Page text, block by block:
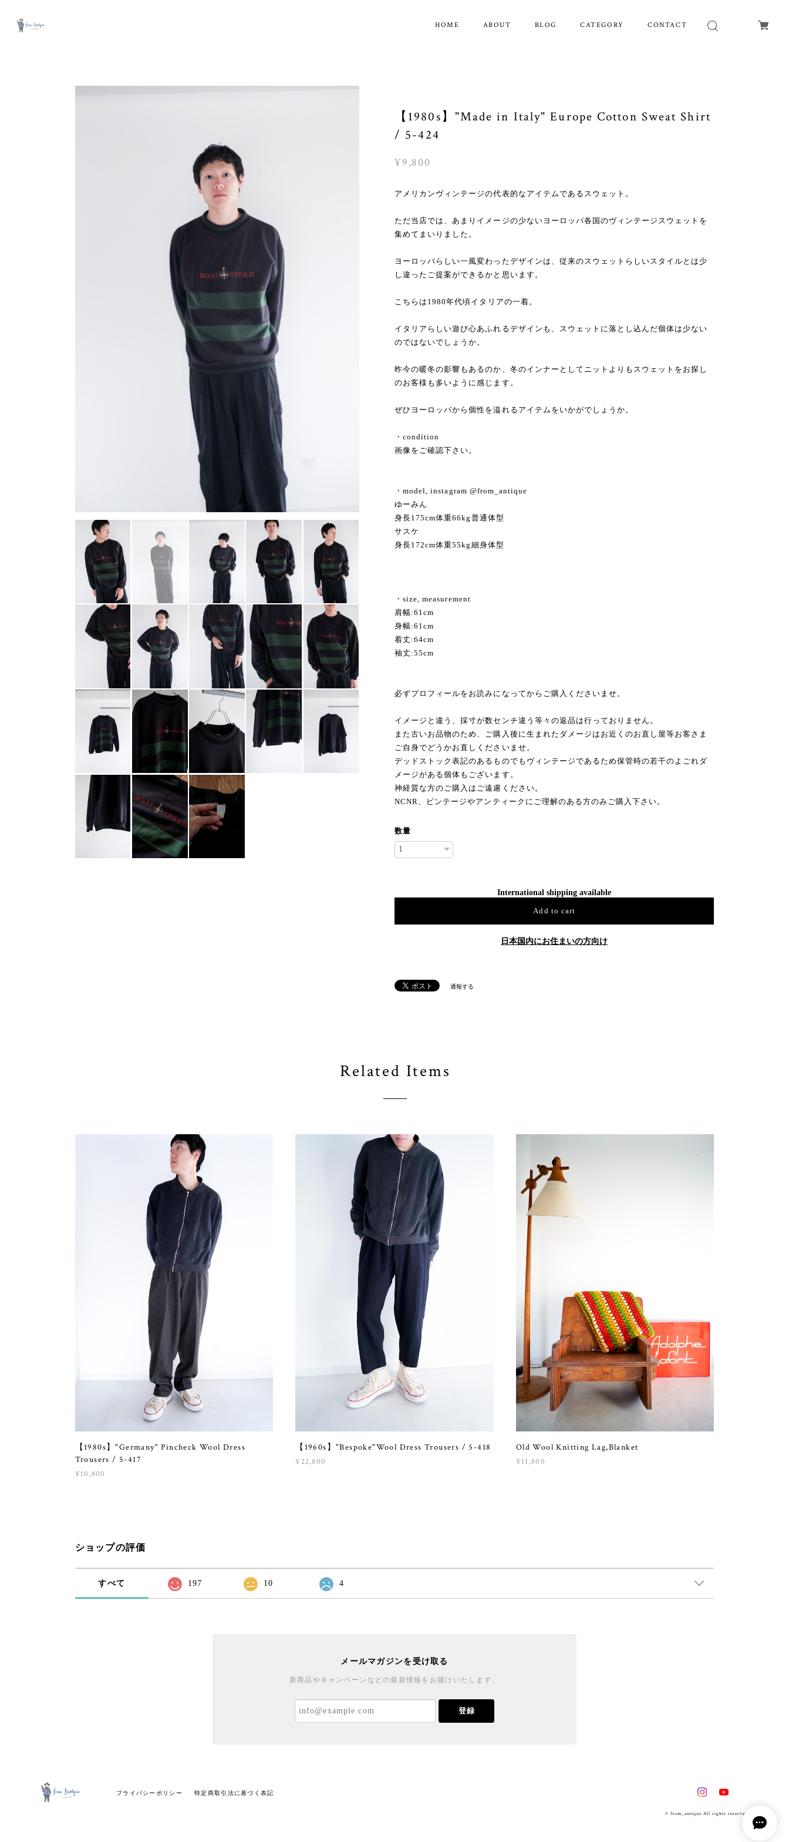
HOME ABOUT BLOG CATEGORY CONTACT
【1980s】"Made in Italy" Europe Cotton Sweat Shirt
/ 5-424
¥9,800
アメリカンヴィンテージの代表的なアイテムであるスウェット。
ただ当店では、あまりイメージの少ないヨーロッパ各国のヴィンテージスウェットを
集めてまいりました。
ヨーロッパらしい一風変わったデザインは、従来のスウェットらしいスタイルとは少
し違ったご提案ができるかと思います。
こちらは1980年代頃イタリアの一着。
イタリアらしい遊び心あふれるデザインも、スウェットに落とし込んだ個体は少ない
のではないでしょうか。
昨今の暖冬の影響もあるのか、冬のインナーとしてニットよりもスウェットをお探し
のお客様も多いように感じます。
ぜひヨーロッパから個性を溢れるアイテムをいかがでしょうか。
・condition
画像をご確認下さい。
・model, instagram @from_antique
ゆーみん
身長175cm体重66kg普通体型
サスケ
身長172cm体重55kg細身体型
・size, measurement
肩幅:61cm
身幅:61cm
着丈:64cm
袖丈:55cm
必ずプロフィールをお読みになってからご購入くださいませ。
イメージと違う、採寸が数センチ違う等々の返品は行っておりません。
また古いお品物のため、ご購入後に生まれたダメージはお近くのお直し屋等お客さま
ご自身でどうかお直しくださいませ。
デッドストック表記のあるものでもヴィンテージであるため保管時の若干のよごれダ
メージがある個体もございます。
神経質な方のご購入はご遠慮ください。
NCNR、ビンテージやアンティークにご理解のある方のみご購入下さい。
数量
International shipping available
Add to cart
日本国内にお住まいの方向け
通報する
Related Items
【1980s】"Germany" Pincheck Wool Dress
Trousers / 5-417
¥10,800
【1960s】"Bespoke"Wool Dress Trousers / 5-418
¥22,800
Old Wool Knitting Lag,Blanket
¥11,800
ショップの評価
すべて 197 10 4
メールマガジンを受け取る
新商品やキャンペーンなどの最新情報をお届けいたします。
登録
プライバシーポリシー 特定商取引法に基づく表記
© from_antique All rights reserved.